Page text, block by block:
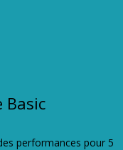
Basic
performances pour 5